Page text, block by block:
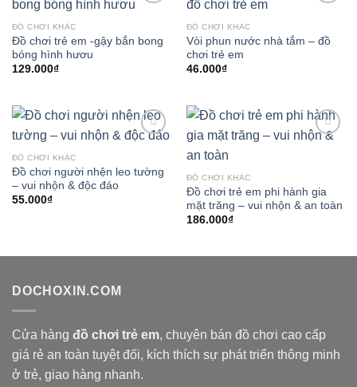
ĐỒ CHƠI KHÁC
Đồ chơi trẻ em -gậy bắn bong
bóng hình hươu
129.000₫
ĐỒ CHƠI KHÁC
Vòi phun nước nhà tắm – đồ
chơi trẻ em
46.000₫
ĐỒ CHƠI KHÁC
Đồ chơi người nhện leo tường
– vui nhộn & độc đáo
55.000₫
ĐỒ CHƠI KHÁC
Đồ chơi trẻ em phi hành gia
mặt trăng – vui nhộn & an toàn
186.000₫
DOCHOXIN.COM
Cửa hàng đồ chơi trẻ em, chuyên bán đồ chơi cao cấp
giá rẻ an toàn tuyệt đối, kích thích sự phát triển thông minh
ở trẻ, giao hàng nhanh.